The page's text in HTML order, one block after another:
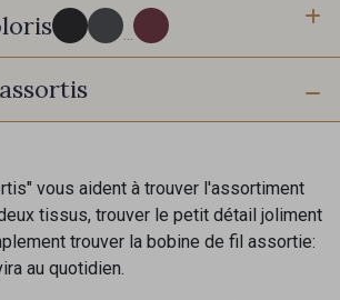
10 mm
...
401 - 401 Blanc
vous aident à trouver l'assortiment
tissus, trouver le petit détail joliment
trouver la bobine de fil assortie:
au quotidien.